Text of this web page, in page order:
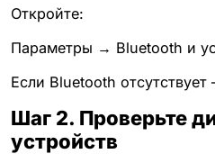
Откройте:
Параметры → Bluetooth и
Если Bluetooth
Шаг 2. Проверьте
устройств